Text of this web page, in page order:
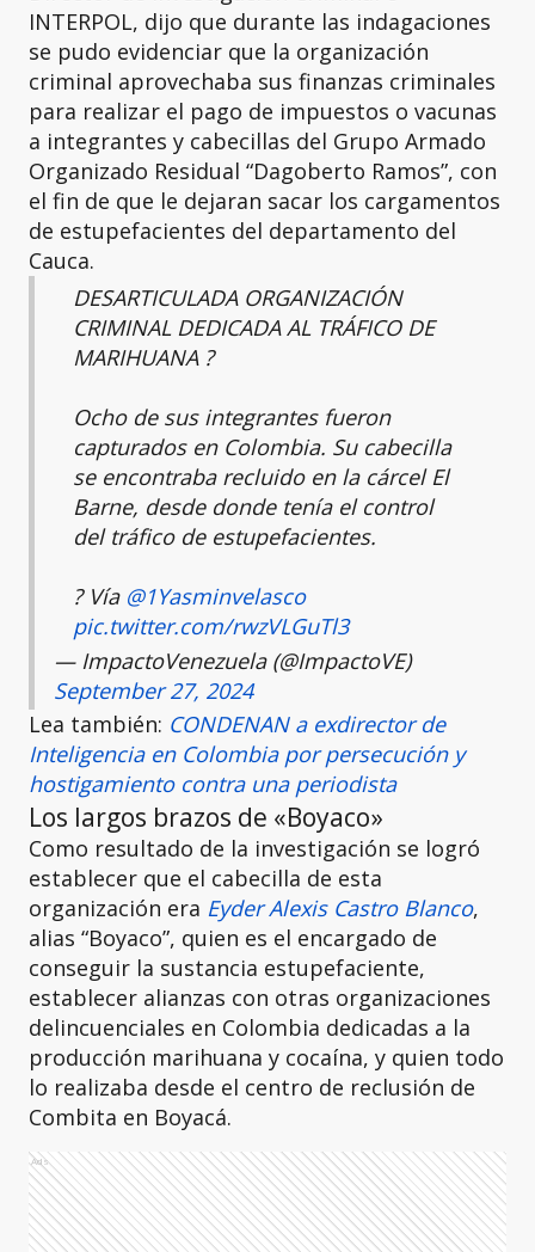
INTERPOL, dijo que durante las indagaciones
se pudo evidenciar que la organización
criminal aprovechaba sus finanzas criminales
para realizar el pago de impuestos o vacunas
a integrantes y cabecillas del Grupo Armado
Organizado Residual “Dagoberto Ramos”, con
el fin de que le dejaran sacar los cargamentos
de estupefacientes del departamento del
Cauca.
DESARTICULADA ORGANIZACIÓN
CRIMINAL DEDICADA AL TRÁFICO DE
MARIHUANA ?
Ocho de sus integrantes fueron
capturados en Colombia. Su cabecilla
se encontraba recluido en la cárcel El
Barne, desde donde tenía el control
del tráfico de estupefacientes.
? Vía @1Yasminvelasco
pic.twitter.com/rwzVLGuTl3
— ImpactoVenezuela (@ImpactoVE)
September 27, 2024
Lea también: CONDENAN a exdirector de
Inteligencia en Colombia por persecución y
hostigamiento contra una periodista
Los largos brazos de «Boyaco»
Como resultado de la investigación se logró
establecer que el cabecilla de esta
organización era Eyder Alexis Castro Blanco,
alias “Boyaco”, quien es el encargado de
conseguir la sustancia estupefaciente,
establecer alianzas con otras organizaciones
delincuenciales en Colombia dedicadas a la
producción marihuana y cocaína, y quien todo
lo realizaba desde el centro de reclusión de
Combita en Boyacá.
Ads